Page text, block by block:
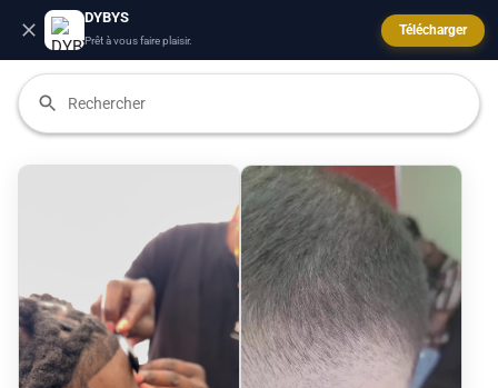
DYBYS
Prêt à vous faire plaisir.
Télécharger